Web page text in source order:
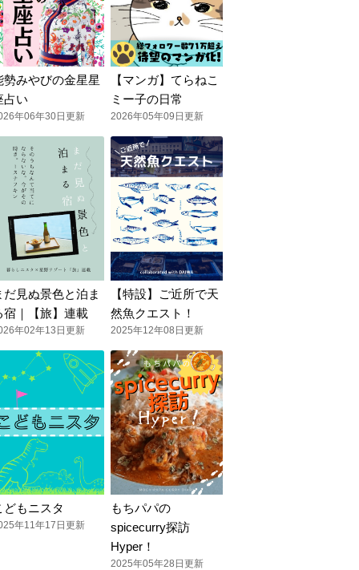
勢みやびの金星星
占い
年06年30日更新
【マンガ】てらねこ
ミー子の日常
2026年05年09日更新
だ見ぬ景色と泊ま
宿｜【旅】連載
年02年13日更新
【特設】ご近所で天
然魚クエスト！
2025年12年08日更新
どもニスタ
年11年17日更新
もちパパの
spicecurry探訪
Hyper！
2025年05年28日更新